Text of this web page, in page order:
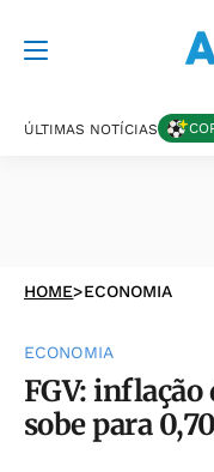
ÚLTIMAS NOTÍCIAS
HOME>ECONOMIA
ECONOMIA
FGV:
sobe para